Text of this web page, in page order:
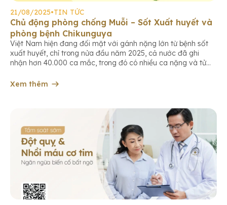
21/08/2025•TIN TỨC
Chủ động phòng chống Muỗi – Sốt Xuất huyết và
phòng bệnh Chikunguya
Việt Nam hiện đang đối mặt với gánh nặng lớn từ bệnh sốt
xuất huyết, chỉ trong nửa đầu năm 2025, cả nước đã ghi
nhận hơn 40.000 ca mắc, trong đó có nhiều ca nặng và tử
có xu hướng gia tăng trên thế […]
Xem thêm